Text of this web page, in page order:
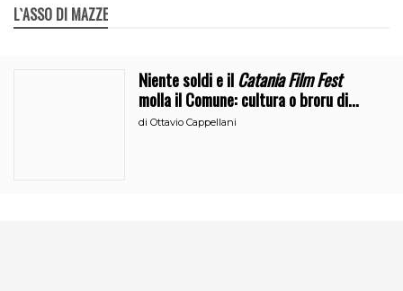
L`ASSO DI MAZZE
Niente soldi e ilCatania Film Fest
molla il Comune: cultura o broru di
ciciri?
diOttavio Cappellani